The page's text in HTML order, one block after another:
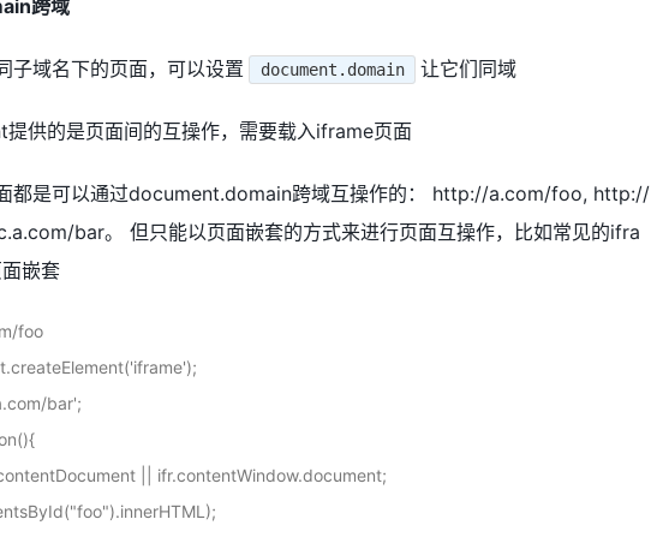
跨域
子域名下的页面，可以设置 document.domain 让它们同域
供的是页面间的互操作，需要载入iframe页面
都是可以通过document.domain跨域互操作的： http://a.com/foo, http://
bar。 但只能以页面嵌套的方式来进行页面互操作，比如常见的ifra
嵌套
foo
bar';